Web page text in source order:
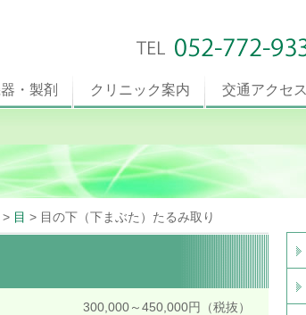
・製剤 クリニック案内 交通アクセス
> 目 > 目の下（下まぶた）たるみ取り
300,000～450,000円（税抜）